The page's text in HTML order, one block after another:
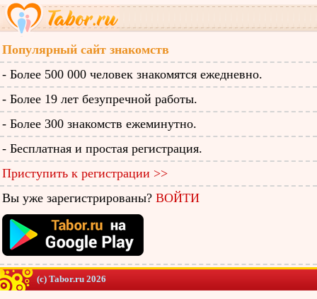
Популярный сайт знакомств
- Более 500 000 человек знакомятся ежедневно.
- Более 19 лет безупречной работы.
- Более 300 знакомств ежеминутно.
- Бесплатная и простая регистрация.
Приступить к регистрации >>
Вы уже зарегистрированы? ВОЙТИ
(c) Tabor.ru 2026